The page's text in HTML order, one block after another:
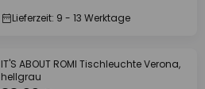
Lieferzeit: 9 - 13 Werktage
IT'S ABOUT ROMI Tischleuchte Verona,
hellgrau